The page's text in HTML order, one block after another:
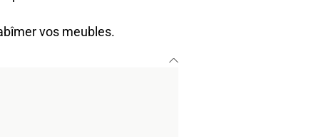
vos meubles.